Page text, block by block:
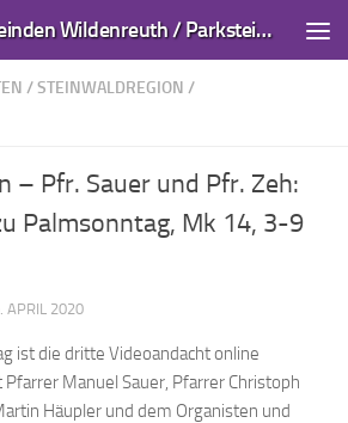
Kirchengemeinden Wildenreuth / Parkstein und Kirchendemenreuth
/STEINWALDREGION /
– Pfr. Sauer und Pfr. Zeh:
Palmsonntag, Mk 14, 3-9
APRIL 2020
ist die dritte Videoandacht online
Manuel Sauer, Pfarrer Christoph
Häupler und dem Organisten und